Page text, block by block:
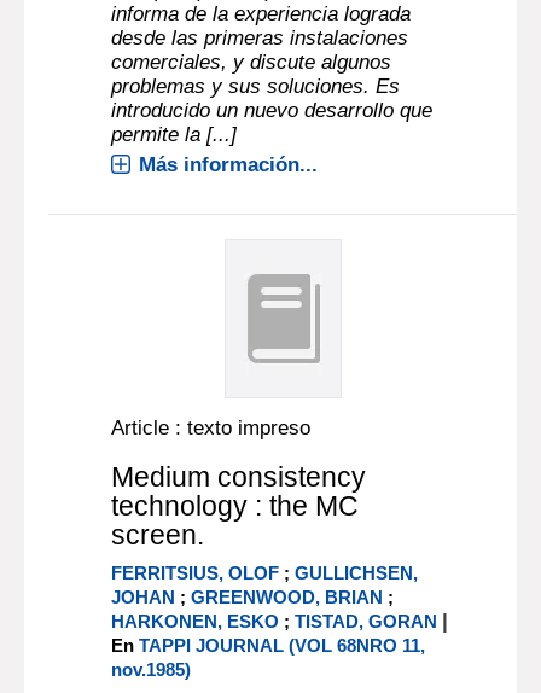
informa de la experiencia lograda
desde las primeras instalaciones
comerciales, y discute algunos
problemas y sus soluciones. Es
introducido un nuevo desarrollo que
permite la [...]
Más información...
Article : texto impreso
Medium consistency
technology : the MC
screen.
FERRITSIUS, OLOF ;GULLICHSEN,
JOHAN ;GREENWOOD, BRIAN ;
HARKONEN, ESKO ;TISTAD, GORAN |
EnTAPPI JOURNAL (VOL 68NRO 11,
nov.1985)